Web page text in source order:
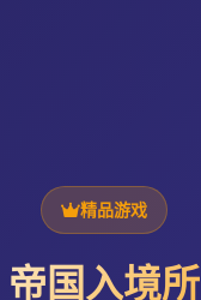
精品游戏
帝国入境所